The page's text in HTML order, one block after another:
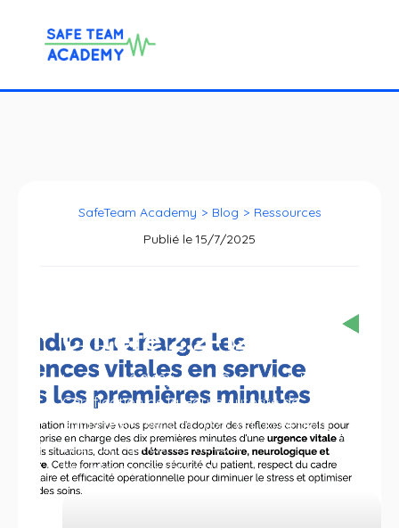
SafeTeam Academy > Blog > Ressources
Publié le15/7/2025
Critère 2.2-12
Le Critère 2.2-12, issu du Référentiel de
Certification de la Haute Autorité de
Santé (HAS) version 2025, est un élément
impératif qui concerne tout
l'établissement de santé.